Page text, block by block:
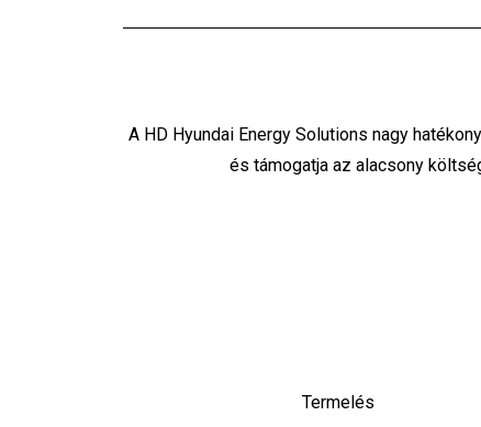
A HD Hyundai Energy Solutions nagy
és támogatja az alacsony
Termelés